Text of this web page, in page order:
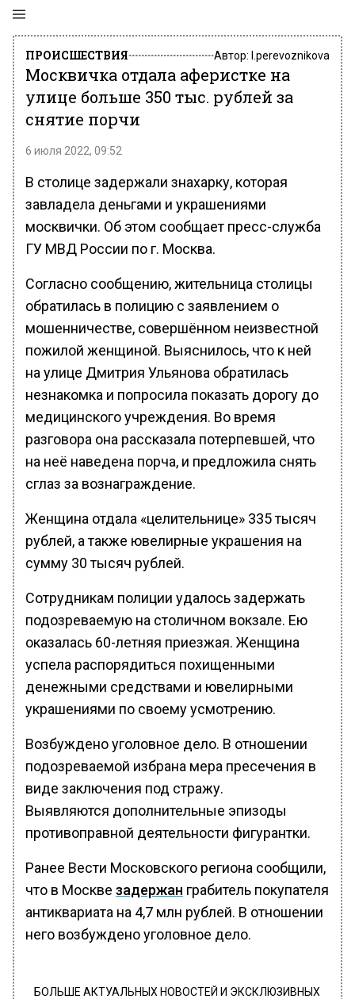
ПРОИСШЕСТВИЯ Автор: l.perevoznikova
Москвичка отдала аферистке на
улице больше 350 тыс. рублей за
снятие порчи
6 июля 2022, 09:52
В столице задержали знахарку, которая
завладела деньгами и украшениями
москвички. Об этом сообщает пресс-служба
ГУ МВД России по г. Москва.
Согласно сообщению, жительница столицы
обратилась в полицию с заявлением о
мошенничестве, совершённом неизвестной
пожилой женщиной. Выяснилось, что к ней
на улице Дмитрия Ульянова обратилась
незнакомка и попросила показать дорогу до
медицинского учреждения. Во время
разговора она рассказала потерпевшей, что
на неё наведена порча, и предложила снять
сглаз за вознаграждение.
Женщина отдала «целительнице» 335 тысяч
рублей, а также ювелирные украшения на
сумму 30 тысяч рублей.
Сотрудникам полиции удалось задержать
подозреваемую на столичном вокзале. Ею
оказалась 60-летняя приезжая. Женщина
успела распорядиться похищенными
денежными средствами и ювелирными
украшениями по своему усмотрению.
Возбуждено уголовное дело. В отношении
подозреваемой избрана мера пресечения в
виде заключения под стражу.
Выявляются дополнительные эпизоды
противоправной деятельности фигурантки.
Ранее Вести Московского региона сообщили,
что в Москве задержан грабитель покупателя
антиквариата на 4,7 млн рублей. В отношении
него возбуждено уголовное дело.
БОЛЬШЕ АКТУАЛЬНЫХ НОВОСТЕЙ И ЭКСКЛЮЗИВНЫХ